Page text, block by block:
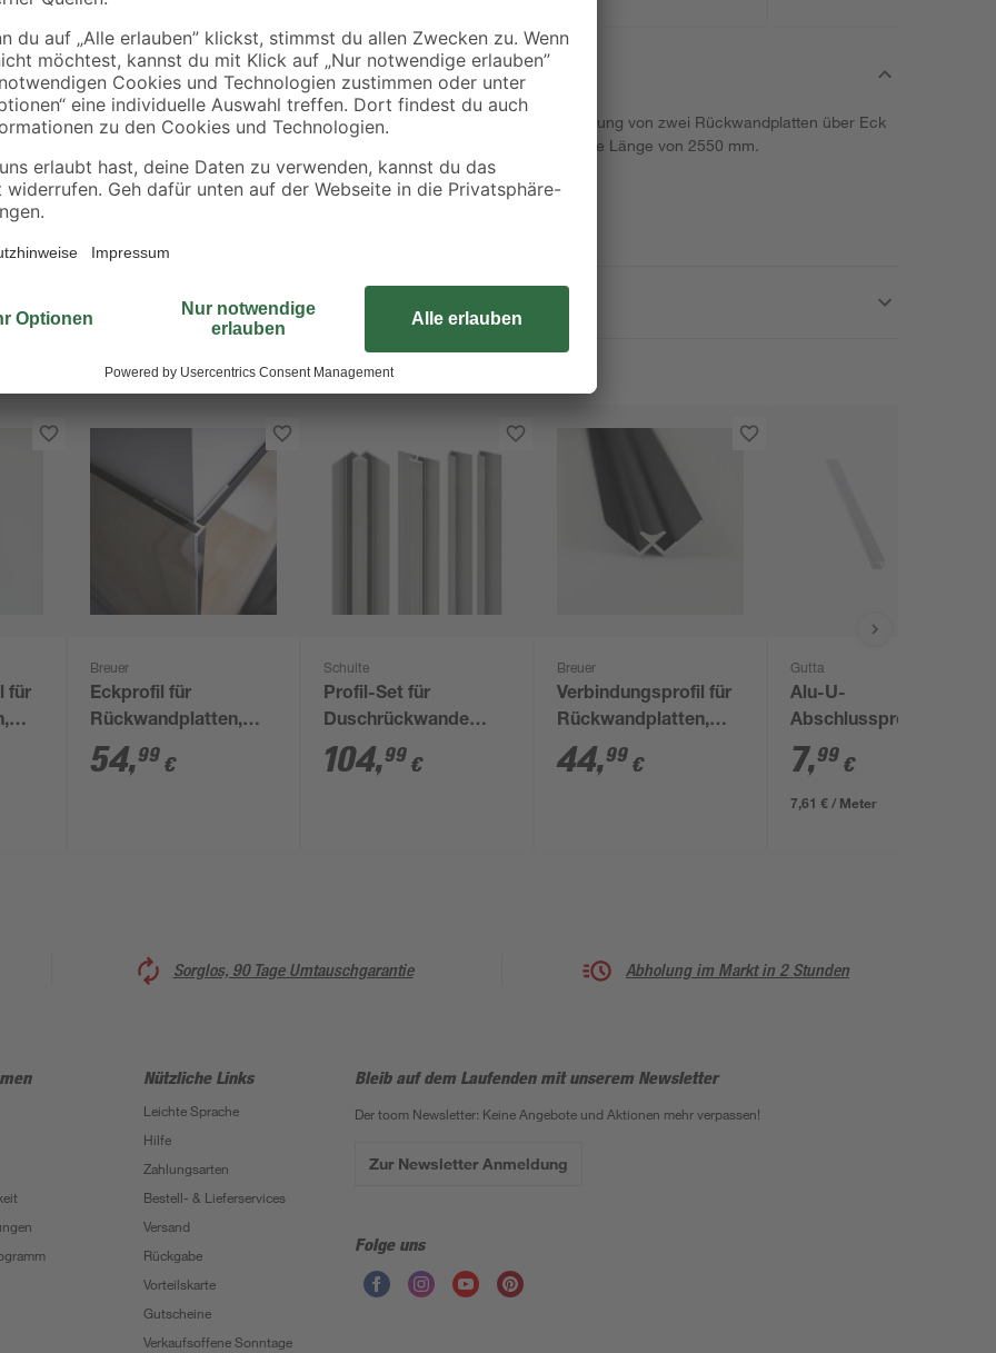
Das Verbindungsprofil Ecke innen ist zur Verbindung von zwei Rückwandplatten über Eck
gedacht. Es hat die Farbe Schwarz matt und eine Länge von 2550 mm.
für
Breuer
Eckprofil für
Rückwandplatten,
flächenbündig, alu
silber matt, 2550 mm
54,99 €
Schulte
Profil-Set für
Duschrückwande
'DecoDesign'
aluminiumfarben, 4-
104,99 €
Breuer
Verbindungsprofil für
Rückwandplatten,
Ecke innen, schwarz
matt, 2100 mm
44,99 €
Gutta
Alu-U-
Abschlussprofil weiß
105 x 2 x 1,2 cm mit
Tropfnase
7,99 €
7,61 € / Meter
Sorglos, 90 Tage Umtauschgarantie Abholung im Markt in 2 Stunden
Nützliche Links
Leichte Sprache
Hilfe
Zahlungsarten
Bestell- & Lieferservices
Versand
Rückgabe
Vorteilskarte
Gutscheine
Verkaufsoffene Sonntage
Bleib auf dem Laufenden mit unserem Newsletter
Der toom Newsletter: Keine Angebote und Aktionen mehr verpassen!
Zur Newsletter Anmeldung
Folge uns